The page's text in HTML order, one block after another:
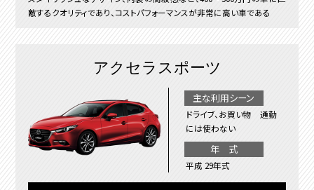
敵するクオリティであり、コストパフォーマンスが非常に高い車である
アクセラスポーツ
主な利用シーン
ドライブ、お買い物 通勤
には使わない
年 式
平成 29年式